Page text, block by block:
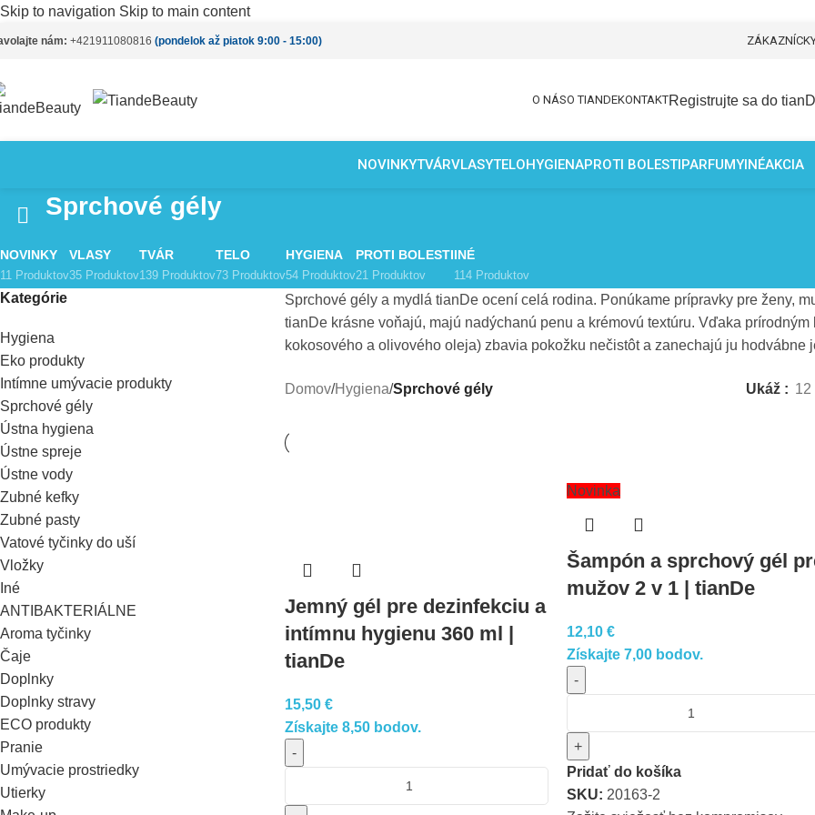
Skip to navigation Skip to main content
nám: +421911080816 (pondelok až piatok 9:00 - 15:00)
O NÁSO TIANDEKONTAKTRegistrujte sa do
NOVINKYTVÁRVLASYTELOHYGIENAPROTI BOLESTIPARFUMYINÉAKCIA
Sprchové gély
NOVINKY
11 Produktov
VLASY
35 Produktov
TVÁR
139 Produktov
TELO
73 Produktov
HYGIENA
54 Produktov
PROTI BOLESTI
21 Produktov
INÉ
114 Produktov
Kategórie
Hygiena
Eko produkty
Intímne umývacie produkty
Sprchové gély
Ústna hygiena
Ústne spreje
Ústne vody
Zubné kefky
Zubné pasty
Vatové tyčinky do uší
Vložky
Iné
ANTIBAKTERIÁLNE
Aroma tyčinky
Čaje
Doplnky
Doplnky stravy
ECO produkty
Pranie
Umývacie prostriedky
Utierky
Sprchové gély a mydlá tianDe ocení celá rodina. Ponúkame prípravky pre ženy,
tianDe krásne voňajú, majú nadýchanú penu a krémovú textúru. Vďaka
kokosového a olivového oleja) zbavia pokožku nečistôt a zanechajú ju hodvábne
Domov/Hygiena/Sprchové gély Ukáž 12
Jemný gél pre dezinfekciu a
intímnu hygienu 360 ml |
tianDe
15,50 €
Získajte 8,50 bodov.
-
Novinka
Šampón a sprchový gél
mužov 2 v 1 | tianDe
12,10 €
Získajte 7,00 bodov.
-
+
Pridať do košíka
SKU: 20163-2